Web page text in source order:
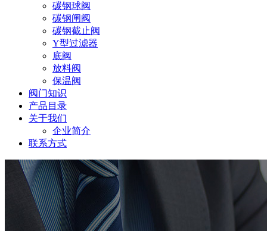
碳钢球阀
碳钢闸阀
碳钢截止阀
Y型过滤器
底阀
放料阀
保温阀
阀门知识
产品目录
关于我们
企业简介
联系方式